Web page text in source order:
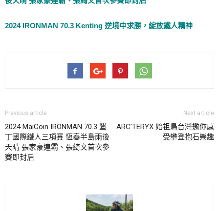
2024 IRONMAN 70.3 Kenting 逆境中求勝，綻放鐵人精神
Previous article
2024 MaiCoin IRONMAN 70.3 墾
丁國際鐵人三項賽 恆春半島雨後
天晴 張家豪連霸、張綺文首次參
賽即封后
Next article
ARC’TERYX 始祖鳥台灣邀你感
受攀登抱石樂趣